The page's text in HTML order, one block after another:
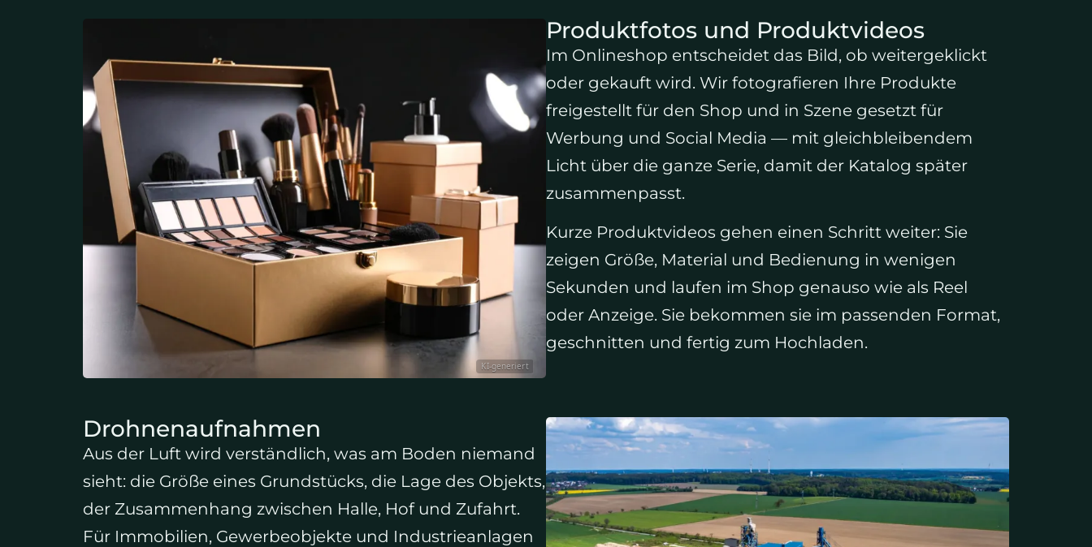
Produktfotos und Produktvideos
Im Onlineshop entscheidet das Bild, ob weitergeklickt
oder gekauft wird. Wir fotografieren Ihre Produkte
freigestellt für den Shop und in Szene gesetzt für
Werbung und Social Media — mit gleichbleibendem
Licht über die ganze Serie, damit der Katalog später
zusammenpasst.
Kurze Produktvideos gehen einen Schritt weiter: Sie
zeigen Größe, Material und Bedienung in wenigen
Sekunden und laufen im Shop genauso wie als Reel
oder Anzeige. Sie bekommen sie im passenden Format,
geschnitten und fertig zum Hochladen.
Drohnenaufnahmen
Aus der Luft wird verständlich, was am Boden niemand
sieht: die Größe eines Grundstücks, die Lage des Objekts,
der Zusammenhang zwischen Halle, Hof und Zufahrt.
Für Immobilien, Gewerbeobjekte und Industrieanlagen
KI-generiert